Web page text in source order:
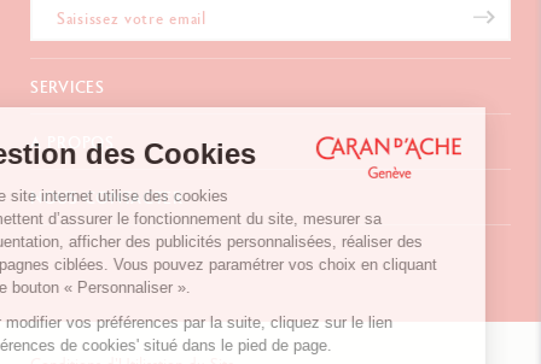
Gestion des Cookies
Notre site internet utilise des cookies
permettent d’assurer le fonctionnement du site, mesurer sa
fréquentation, afficher des publicités personnalisées, réaliser des
campagnes ciblées. Vous pouvez paramétrer vos choix en cliquant
sur le bouton « Personnaliser ».
Pour modifier vos préférences par la suite, cliquez sur le lien
'Préférences de cookies' situé dans le pied de page.
SERVICES
Paiements
Retours
Emballages Cadeaux
Cadeaux d'affaires
Extension de garantie
A PROPOS
FAQ
La Maison
Points de vente
Inspiration
Carrières
NOUS CONTACTER
Chemin du Foron 19
Po Box 332
CH-1226 Thônex-Genève
Suisse
+41 (0)848 558 558